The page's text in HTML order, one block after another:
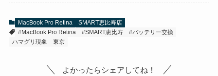
MacBook Pro Retina
SMART恵比寿店
#MacBook Pro Retina
#SMART恵比寿
#バッテリー交換
ハマグリ現象
東京
よかったらシェアしてね！